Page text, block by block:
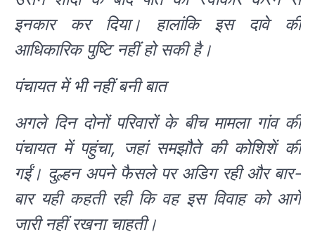
इनकार कर दिया। हालांकि इस दावे की
आधिकारिक पुष्टि नहीं हो सकी है।
पंचायत में भी नहीं बनी बात
अगले दिन दोनों परिवारों के बीच मामला गांव की
पंचायत में पहुंचा, जहां समझौते की कोशिशें की
गईं। दुल्हन अपने फैसले पर अडिग रही और बार-
बार यही कहती रही कि वह इस विवाह को आगे
जारी नहीं रखना चाहती।